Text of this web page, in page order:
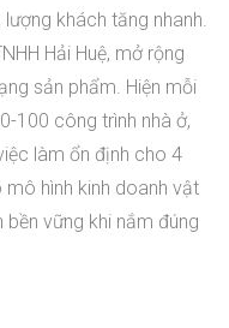
khách tăng nhanh.
Hải Huệ, mở rộng
sản phẩm. Hiện mỗi
100 công trình nhà ở,
làm ổn định cho 4
mô hình kinh doanh vật
bền vững khi nắm đúng